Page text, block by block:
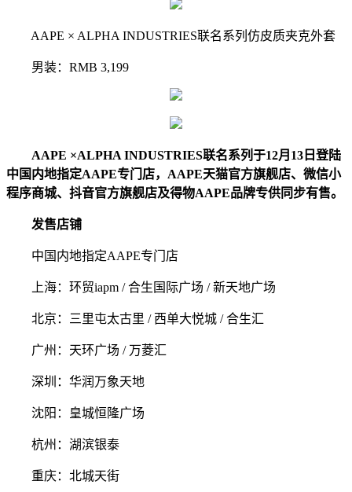
AAPE × ALPHA INDUSTRIES联名系列仿皮质夹克外套
男装：RMB 3,199
AAPE ×ALPHA INDUSTRIES联名系列于12月 13 日 登陆
中国内地指定AAPE专门店， AAPE天猫官方旗舰店、微信小
程序商城、抖音官方旗舰店及得物AAPE品牌专供同步有售。
发售店铺
中国内地指定AAPE专门店
上海：环贸iapm / 合生国际广场 / 新天地广场
北京：三里屯太古里 / 西单大悦城 / 合生汇
广州：天环广场 / 万菱汇
深圳：华润万象天地
沈阳：皇城恒隆广场
杭州：湖滨银泰
重庆：北城天街